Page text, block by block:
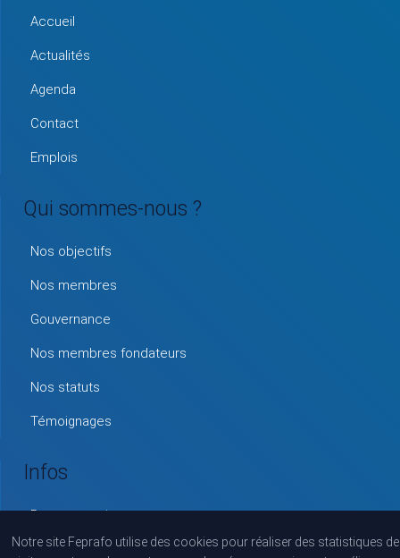
Accueil
Actualités
Agenda
Contact
Emplois
Qui sommes-nous ?
Nos objectifs
Nos membres
Gouvernance
Nos membres fondateurs
Nos statuts
Témoignages
Infos
Documentation
FAQ
Notre site Feprafo utilise des cookies pour réaliser des statistiques de